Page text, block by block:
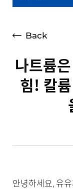
Back
나트륨
힘! 칼
안녕하세요, 유